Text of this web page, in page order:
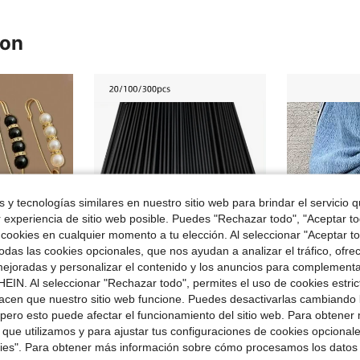
el hogar, apto para mujeres y niñas para ajustar la cintura del pantalón y decorar (4/6/1 pieza)
en Otros excipientes para la decoración de prendas
en Otros excipientes para la decoración de prendas
en Otros excipientes para la decoración de prendas
-20% 20/100/300 piezas Pinceles de pintura de nailon negro con punta plana y redonda, juego profesional de pinceles de pintura acrílica para pintura al óleo, acuarela, artista de rostro, ideal para artistas y aficionados. Perfecto para pintura acrílica, pintura al óleo, acuarela, lienzo, arte de rocas y arte de uñas.
#2 Más vendidos en Pincel de pintura
¡Casi agotado!
#2 Más vendidos en Pincel de pintura
¡Casi agotado!
#2 Más vendidos en Pincel de pintura
¡Casi agotado!
$1.67 900+ vendidos
-14% 2 piezas Clips de tobillo para jeans con
#3 Más
¡Casi
#3 Más
¡Casi
#3 Más
¡Casi
$1.20 4k+
y tecnologías similares en nuestro sitio web para brindar el servicio
de sitio web posible. Puedes "Rechazar todo", "Aceptar
en cualquier momento a tu elección. Al seleccionar "Aceptar
las cookies opcionales, que nos ayudan a analizar el tráfico,
y personalizar el contenido y los anuncios para
Al seleccionar "Rechazar todo", permites el uso de cookies
que nuestro sitio web funcione. Puedes desactivarlas cambiando
esto puede afectar el funcionamiento del sitio web. Para obtener
utilizamos y para ajustar tus configuraciones de cookies
Para obtener más información sobre cómo procesamos los datos